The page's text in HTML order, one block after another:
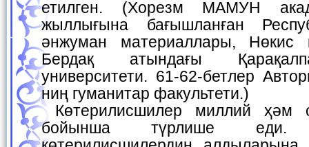
етилген. (Хорезм МАМУН
жыллығына бағышланған
әнжуман материаллары, Нөкис
Бердақ атындағы
университети. 61-62-бетлер
ниң гуманитар факультети.)
Көтерилисшилер миллий ҳәм социаллық қурамы
бойынша түрлише еди.